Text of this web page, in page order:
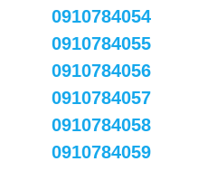
0910784054
0910784055
0910784056
0910784057
0910784058
0910784059